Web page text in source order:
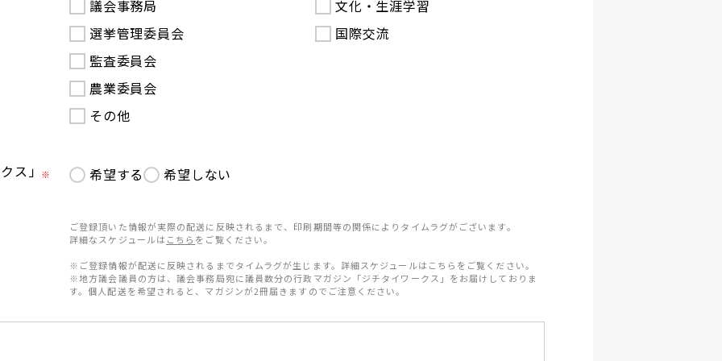
議会事務局
選挙管理委員会
監査委員会
農業委員会
その他
文化・生涯学習
国際交流
ス」※ 希望する 希望しない
ご登録頂いた情報が実際の配送に反映されるまで、印刷期間等の関係によりタイムラグがございます。
詳細なスケジュールは こちら をご覧ください。
※ご登録情報が配送に反映されるまでタイムラグが生じます。詳細スケジュールはこちらをご覧ください。
※地方議会議員の方は、議会事務局宛に議員数分の行政マガジン「ジチタイワークス」をお届けしておりま
す。個人配送を希望されると、マガジンが2冊届きますのでご注意ください。